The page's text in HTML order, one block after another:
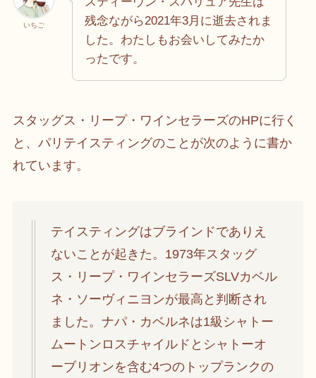
いちご
残念ながら2021年3月に逝去されま
した。わたしもお会いしてみたか
ったです。
スタッグス・リープ・ワインセラーズのHPに行く
と、パリテイスティングのことが次のように書か
れています。
テイスティングはブラインドでありえ
ないことが起きた。1973年スタッグ
ス・リープ・ワインセラーズSLVカベル
ネ・ソーヴィニヨンが最高と判断され
ました。ナパ・カベルネは1級シャトー
ムートンロスチャイルドとシャトーオ
ーブリオンを含む4つのトップランクの